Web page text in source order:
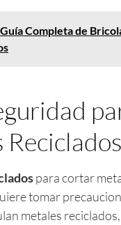
Guía Completa de
para cortar
tomar
metales